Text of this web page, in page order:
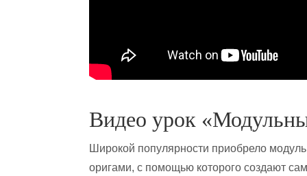
Видео урок
Широкой популярности приобрело
оригами, с помощью которого создают